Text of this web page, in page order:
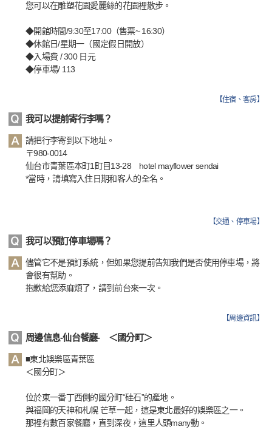
您可以在雕塑花園愛麗絲的花園裡散步。
◆開館時間/9:30至17:00（售票~ 16:30）
◆休館日/星期一（國定假日開放）
◆入場費 / 300 日元
◆停車場/ 113
【住宿、客房】
我可以提前寄行李嗎？
請把行李寄到以下地址。
〒980-0014
仙台市青葉區本町1町目13-28 hotel mayflower sendai
*當時，請填寫入住日期和客人的全名。
【交通、停車場】
我可以預訂停車場嗎？
儘管它不是預訂系統，但如果您提前告知我們是否使用停車場，將
會很有幫助。
抱歉給您添麻煩了，請到前台來一次。
【周邊資訊】
周邊信息-仙台餐廳- ＜國分町＞
■東北娛樂區青葉區
＜國分町＞
位於東一番丁西側的國分町“硅石”的產地。
與福岡的天神和札幌 芒草一起，這是東北最好的娛樂區之一。
那裡有數百家餐廳，直到深夜，這里人頭many動。